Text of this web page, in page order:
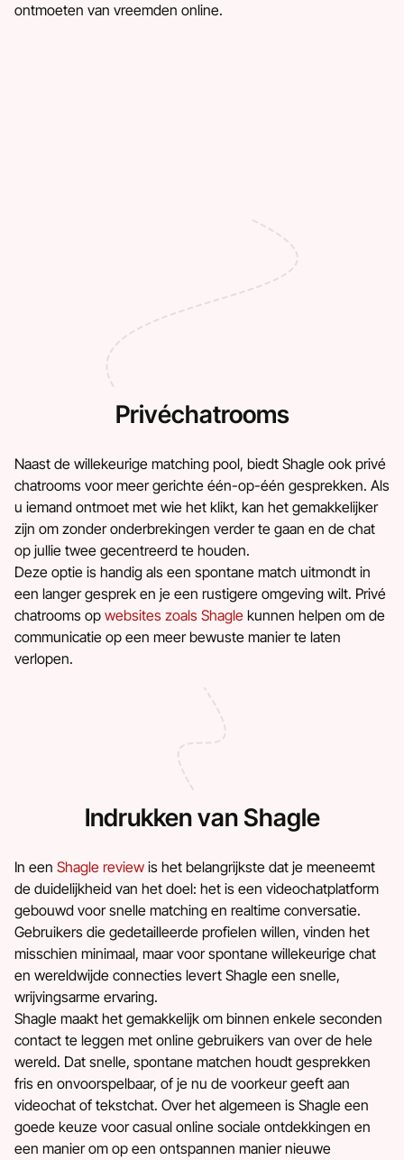
ontmoeten van vreemden online.
Privéchatrooms
Naast de willekeurige matching pool, biedt Shagle ook privé
chatrooms voor meer gerichte één-op-één gesprekken. Als
u iemand ontmoet met wie het klikt, kan het gemakkelijker
zijn om zonder onderbrekingen verder te gaan en de chat
op jullie twee gecentreerd te houden.
Deze optie is handig als een spontane match uitmondt in
een langer gesprek en je een rustigere omgeving wilt. Privé
chatrooms op websites zoals Shagle kunnen helpen om de
communicatie op een meer bewuste manier te laten
verlopen.
Indrukken van Shagle
In een Shagle review is het belangrijkste dat je meeneemt
de duidelijkheid van het doel: het is een videochatplatform
gebouwd voor snelle matching en realtime conversatie.
Gebruikers die gedetailleerde profielen willen, vinden het
misschien minimaal, maar voor spontane willekeurige chat
en wereldwijde connecties levert Shagle een snelle,
wrijvingsarme ervaring.
Shagle maakt het gemakkelijk om binnen enkele seconden
contact te leggen met online gebruikers van over de hele
wereld. Dat snelle, spontane matchen houdt gesprekken
fris en onvoorspelbaar, of je nu de voorkeur geeft aan
videochat of tekstchat. Over het algemeen is Shagle een
goede keuze voor casual online sociale ontdekkingen en
een manier om op een ontspannen manier nieuwe